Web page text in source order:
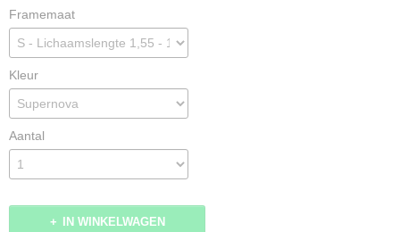
Framemaat
Kleur
Aantal
IN WINKELWAGEN